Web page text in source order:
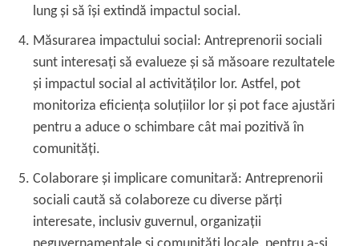
lung și să își extindă impactul social.
Măsurarea impactului social: Antreprenorii sociali
sunt interesați să evalueze și să măsoare rezultatele
și impactul social al activităților lor. Astfel, pot
monitoriza eficiența soluțiilor lor și pot face ajustări
pentru a aduce o schimbare cât mai pozitivă în
comunități.
Colaborare și implicare comunitară: Antreprenorii
sociali caută să colaboreze cu diverse părți
interesate, inclusiv guvernul, organizații